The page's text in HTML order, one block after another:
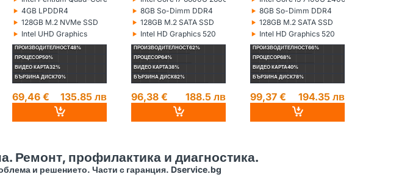
Процесор:
‣
Рам памет:
4GB LPDDR4
‣
Хард диск:
128GB M.2 NVMe SSD
‣
Видеокарта:
Intel UHD Graphics
ПРОИЗВОДИТЕЛНОСТ48%
ПРОЦЕСОР50%
ВИДЕО КАРТА32%
БЪРЗИНА ДИСК70%
69,46 € 135.85 лв
Процесор:
‣
Рам памет:
8GB So-Dimm DDR4
‣
Хард диск:
128GB M.2 SATA SSD
‣
Видеокарта:
Intel HD Graphics 520
ПРОИЗВОДИТЕЛНОСТ62%
ПРОЦЕСОР64%
ВИДЕО КАРТА38%
БЪРЗИНА ДИСК82%
96,38 € 188.5 лв
Процесор:
‣
Рам памет:
8GB So-Dimm DDR4
‣
Хард диск:
128GB M.2 SATA SSD
‣
Видеокарта:
Intel HD Graphics 520
ПРОИЗВОДИТЕЛНОСТ66%
ПРОЦЕСОР68%
ВИДЕО КАРТА40%
БЪРЗИНА ДИСК78%
99,37 € 194.35 лв
Ремонт, профилактика и диагностика.
и решението. Части с гаранция. Dservice.bg